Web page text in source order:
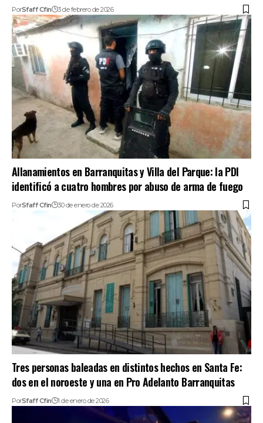
PorSfaff Cfin 3 de febrero de 2026
Allanamientos en Barranquitas y Villa del Parque: la PDI
identificó a cuatro hombres por abuso de arma de fuego
PorSfaff Cfin 30 de enero de 2026
Tres personas baleadas en distintos hechos en Santa Fe:
dos en el noroeste y una en Pro Adelanto Barranquitas
PorSfaff Cfin 1 de enero de 2026